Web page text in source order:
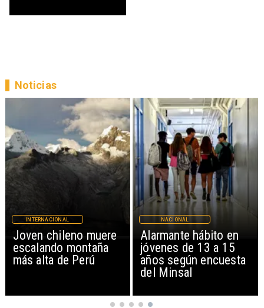
Joven chileno muere
escalando montaña
más alta de Perú
INTERNACIONAL
Alarmante hábito en
jóvenes de 13 a 15
años según encuesta
del Minsal
NACIONAL
Noticias